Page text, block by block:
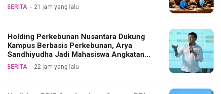
BERITA 21 jam yang lalu
Holding Perkebunan Nusantara Dukung
Kampus Berbasis Perkebunan, Arya
Sandhiyudha Jadi Mahasiswa Angkatan
Pertama Magister ITSI
BERITA 22 jam yang lalu